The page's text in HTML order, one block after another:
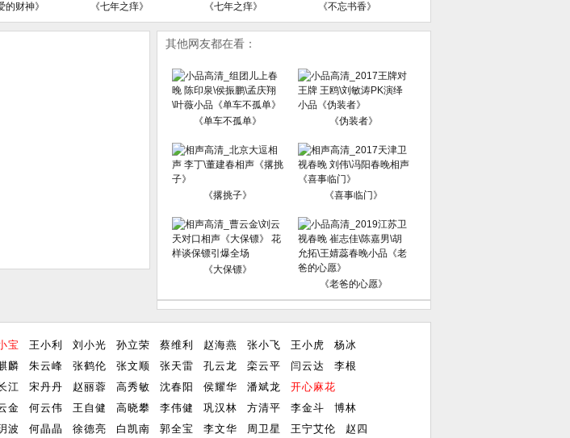
的财神》 《七年之痒》 《七年之痒》 《不忘书香》
其他网友都在看：
《单车不孤单》 《伪装者》
《撂挑子》 《喜事临门》
《大保镖》
《老爸的心愿》
宝 王小利 刘小光 孙立荣 蔡维利 赵海燕 张小飞 王小虎
杨冰
麟 朱云峰 张鹤伦 张文顺 张天雷 孔云龙 栾云平 闫云达
李根
江 宋丹丹 赵丽蓉 高秀敏 沈春阳 侯耀华 潘斌龙
开心麻花
金 何云伟 王自健 高晓攀 李伟健 巩汉林 方清平 李金斗
博林
波 何晶晶 徐德亮 白凯南 郭全宝 李文华 周卫星 王宁艾伦 赵四